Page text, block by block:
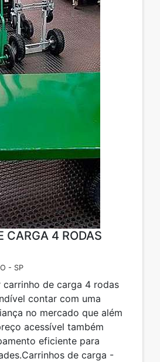
CARGA 4 RODAS
- SP
de carga 4 rodas
contar com uma
no mercado que além
acessível também
eficiente para
de carga -